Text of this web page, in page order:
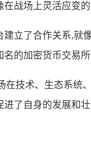
战场上灵活应变的
立了合作关系,就
的加密货币交易
在技术、生态系统
了自身的发展和